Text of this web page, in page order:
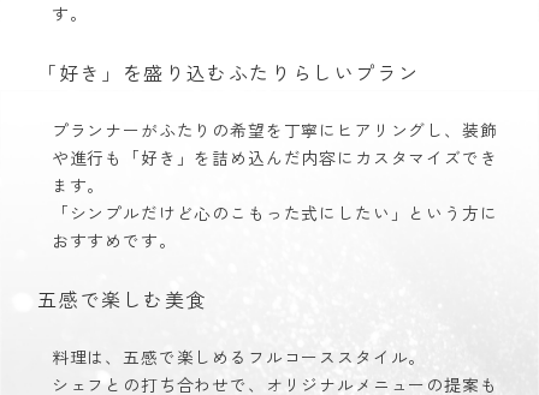
す。
「好き」を盛り込むふたりらしいプラン
プランナーがふたりの希望を丁寧にヒアリングし、装飾
や進行も「好き」を詰め込んだ内容にカスタマイズでき
ます。
「シンプルだけど心のこもった式にしたい」という方に
おすすめです。
五感で楽しむ美食
料理は、五感で楽しめるフルコーススタイル。
シェフとの打ち合わせで、オリジナルメニューの提案も